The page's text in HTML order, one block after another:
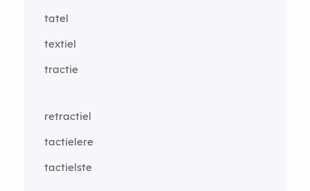
tatel
textiel
tractie
retractiel
tactielere
tactielste